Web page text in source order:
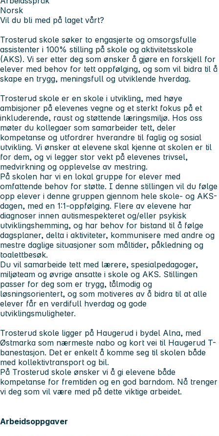
Norsk
Vil du bli med på laget vårt?
Trosterud skole søker to engasjerte og omsorgsfulle
assistenter i 100% stilling på skole og aktivitetsskole
(AKS). Vi ser etter deg som ønsker å gjøre en forskjell for
elever med behov for tett oppfølging, og som vil bidra til å
skape en trygg, meningsfull og utviklende hverdag.
Trosterud skole er en skole i utvikling, med høye
ambisjoner på elevenes vegne og et sterkt fokus på et
inkluderende, raust og støttende læringsmiljø. Hos oss
møter du kollegaer som samarbeider tett, deler
kompetanse og utfordrer hverandre til faglig og sosial
utvikling. Vi ønsker at elevene skal kjenne at skolen er til
for dem, og vi legger stor vekt på elevenes trivsel,
medvirkning og opplevelse av mestring.
På skolen har vi en lokal gruppe for elever med
omfattende behov for støtte. I denne stillingen vil du følge
opp elever i denne gruppen gjennom hele skole- og AKS-
dagen, med en 1:1-oppfølging. Flere av elevene har
diagnoser innen autismespekteret og/eller psykisk
utviklingshemming, og har behov for bistand til å følge
dagsplaner, delta i aktiviteter, kommunisere med andre og
mestre daglige situasjoner som måltider, påkledning og
toalettbesøk.
Du vil samarbeide tett med lærere, spesialpedagoger,
miljøteam og øvrige ansatte i skole og AKS. Stillingen
passer for deg som er trygg, tålmodig og
løsningsorientert, og som motiveres av å bidra til at alle
elever får en verdifull hverdag og gode
utviklingsmuligheter.
Trosterud skole ligger på Haugerud i bydel Alna, med
Østmarka som nærmeste nabo og kort vei til Haugerud T-
banestasjon. Det er enkelt å komme seg til skolen både
med kollektivtransport og bil.
På Trosterud skole ønsker vi å gi elevene både
kompetanse for fremtiden og en god barndom. Nå trenger
vi deg som vil være med på dette viktige arbeidet.
Arbeidsoppgaver